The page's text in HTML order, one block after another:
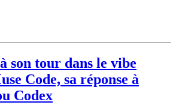
son tour dans le vibe
Code, sa réponse à
Codex